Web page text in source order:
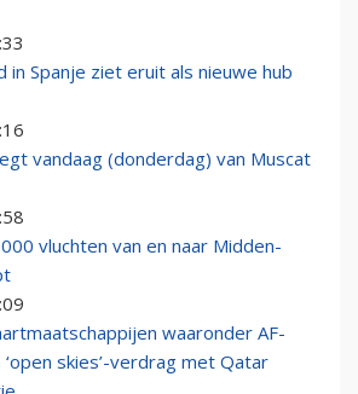
in Spanje ziet eruit als nieuwe hub
vandaag (donderdag) van Muscat
vluchten van en naar Midden-
waaronder AF-
‘open skies’-verdrag met Qatar